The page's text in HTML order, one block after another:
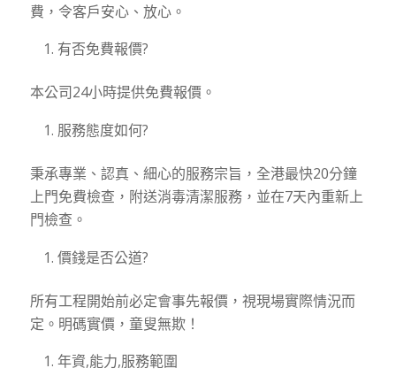
費，令客戶安心、放心。
有否免費報價?
本公司24小時提供免費報價。
服務態度如何?
秉承專業、認真、細心的服務宗旨，全港最快20分鐘
上門免費檢查，附送消毒清潔服務，並在7天內重新上
門檢查。
價錢是否公道?
所有工程開始前必定會事先報價，視現場實際情況而
定。明碼實價，童叟無欺！
年資,能力,服務範圍